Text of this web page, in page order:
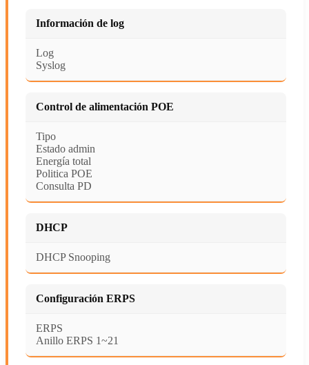
Información de log
Log
Syslog
Control de alimentación POE
Tipo
Estado admin
Energía total
Politica POE
Consulta PD
DHCP
DHCP Snooping
Configuración ERPS
ERPS
Anillo ERPS 1~21